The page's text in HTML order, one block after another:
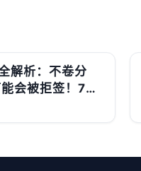
解析：不卷分
会被拒签！7月